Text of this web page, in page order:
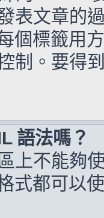
表文章的
個標籤用
制。要得
語法嗎？
上不能夠
式都可以